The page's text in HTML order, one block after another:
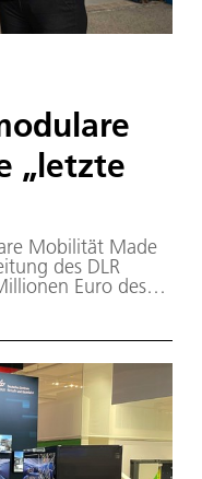
„letzte
Mobilität Made
des DLR
Euro des
in
auf der
verbinden.